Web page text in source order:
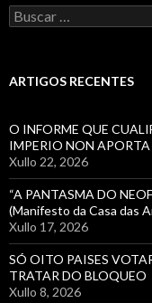
Buscar:
ARTIGOS RECENTES
O INFORME QUE
IMPERIO NON APORTA
Xullo 22, 2026
“A PANTASMA DO
(Manifesto da Casa das
Xullo 17, 2026
SÓ OITO PAISES
TRATAR DO BLOQUEO
Xullo 8, 2026